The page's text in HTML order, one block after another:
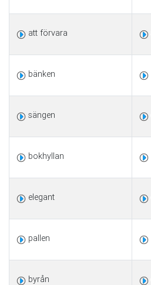
att förvara
bänken
sängen
bokhyllan
elegant
pallen
byrån